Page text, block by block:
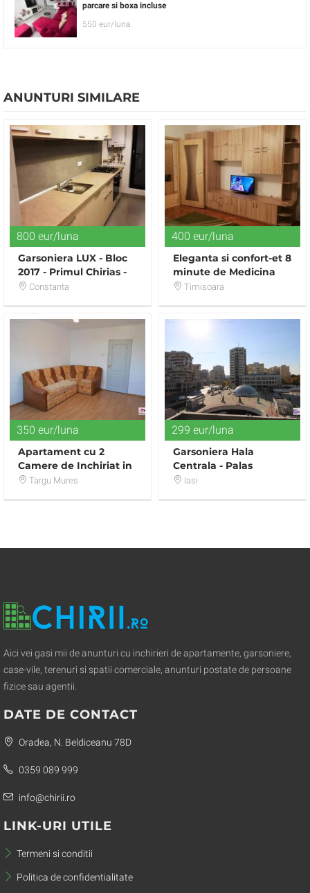
parcare si boxa incluse
550 eur/luna
ANUNTURI SIMILARE
800 eur/luna
Garsoniera LUX - Bloc
2017 - Primul Chirias -
GAZE - Parcare - 230
Constanta
400 eur/luna
Eleganta si confort-et 8
minute de Medicina
zona Etaj 2
Timisoara
350 eur/luna
Apartament cu 2
Camere de Inchiriat in
Zona Ultracentrala
Targu Mures
299 eur/luna
Garsoniera Hala
Centrala - Palas
Iasi
Aici vei gasi mii de anunturi cu inchirieri de apartamente, garsoniere,
case-vile, terenuri si spatii comerciale, anunturi postate de persoane
fizice sau agentii.
DATE DE CONTACT
Oradea, N. Beldiceanu 78D
0359 089 999
info@chirii.ro
LINK-URI UTILE
Termeni si conditii
Politica de confidentialitate